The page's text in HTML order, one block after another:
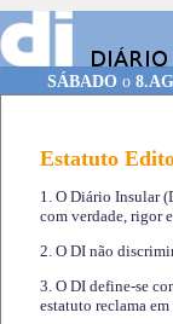
SÁBADOo
Estatuto
1. O Diário Insular
com verdade, rigor
2. O DI não
3. O DI define-se
estatuto reclama